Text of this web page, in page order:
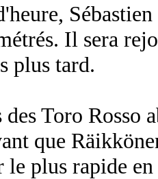
Il sera
plus tard.
Toro Rosso
que
le plus rapide